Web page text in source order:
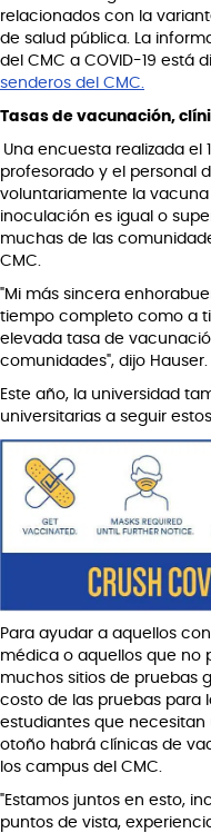
relacionados con la
de salud pública. La
del CMC a COVID-19 está
senderos del CMC.
Tasas de vacunación,
Una encuesta realizada el
profesorado y el personal
voluntariamente la vacuna
inoculación es igual o
muchas de las
CMC.
"Mi más sincera
tiempo completo como a
elevada tasa de
comunidades", dijo Hauser.
Este año, la universidad
universitarias a seguir
Para ayudar a aquellos
médica o aquellos que no
muchos sitios de pruebas
costo de las pruebas para
estudiantes que necesitan
otoño habrá clínicas de
los campus del CMC.
"Estamos juntos en esto,
puntos de vista,